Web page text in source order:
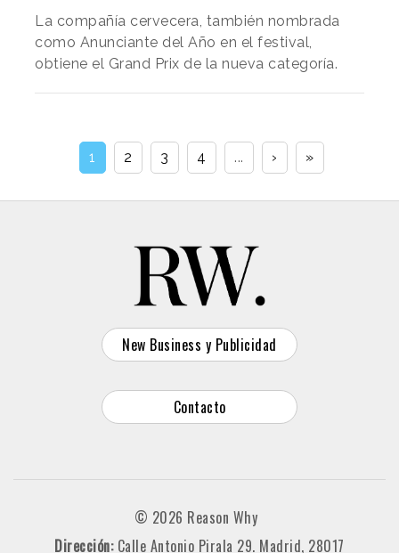
La compañía cervecera, también nombrada
como Anunciante del Año en el festival,
obtiene el Grand Prix de la nueva categoría.
1 2 3 4 ... › »
New Business y Publicidad
Contacto
© 2026 Reason Why
Dirección: Calle Antonio Pirala 29. Madrid, 28017